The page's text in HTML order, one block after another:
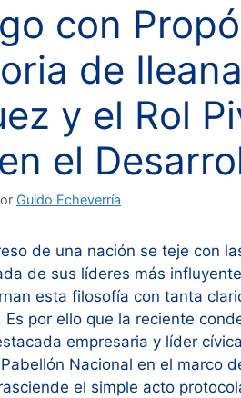
con
de
y el Rol
el
Guido Echeverría
de una nación se teje con
de sus líderes más
esta filosofía con tanta
Es por ello que la reciente
empresaria y líder
Nacional en el marco
el simple acto